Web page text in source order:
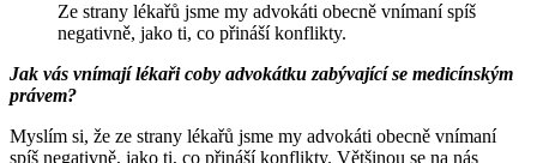
Ze strany lékařů jsme my advokáti obecně vnímaní spíš
negativně, jako ti, co přináší konflikty.
Jak vás vnímají lékaři coby advokátku zabývající se medicínským
právem?
Myslím si, že ze strany lékařů jsme my advokáti obecně vnímaní
spíš negativně, jako ti, co přináší konflikty. Většinou se na nás